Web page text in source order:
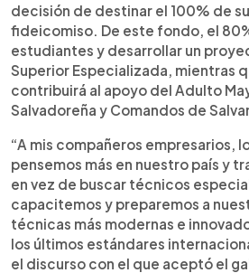
decisión de destinar el 100% de
fideicomiso. De este fondo, el
estudiantes y desarrollar un
Superior Especializada, mientras
contribuirá al apoyo del Adulto
Salvadoreña y Comandos de
“A mis compañeros empresarios,
pensemos más en nuestro país y
en vez de buscar técnicos
capacitemos y preparemos a
técnicas más modernas e
los últimos estándares
el discurso con el que aceptó el